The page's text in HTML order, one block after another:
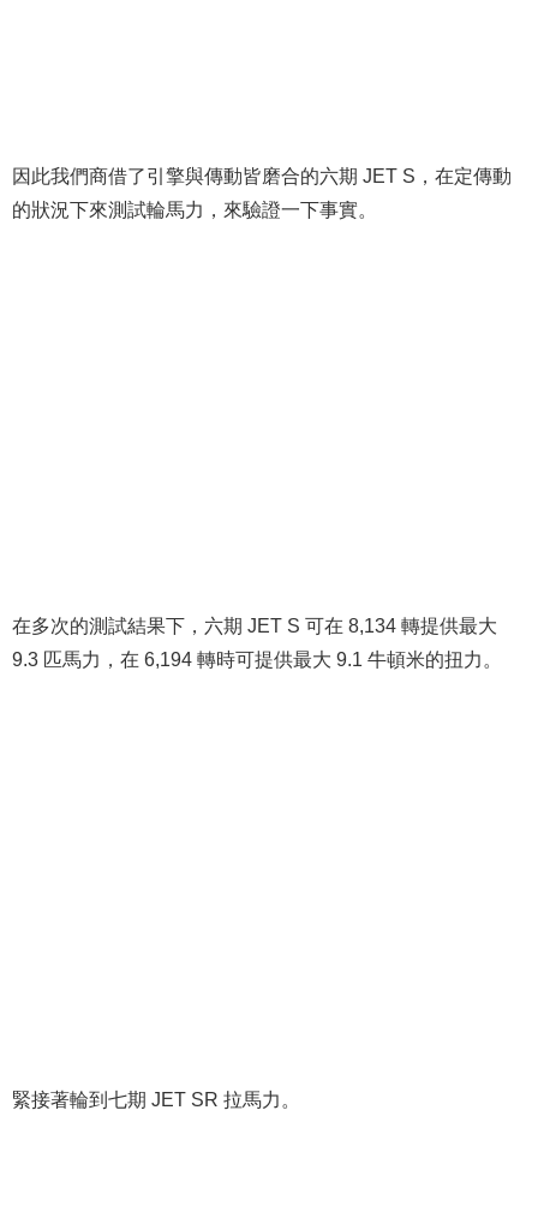
因此我們商借了引擎與傳動皆磨合的六期 JET S，在定傳動
的狀況下來測試輪馬力，來驗證一下事實。
在多次的測試結果下，六期 JET S 可在 8,134 轉提供最大
9.3 匹馬力，在 6,194 轉時可提供最大 9.1 牛頓米的扭力。
緊接著輪到七期 JET SR 拉馬力。